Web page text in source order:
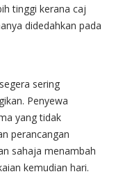
tinggi kerana caj
didedahkan pada
sering
Penyewa
yang tidak
perancangan
sahaja menambah
kemudian hari.